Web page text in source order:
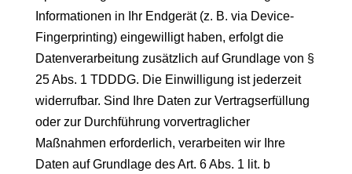
Informationen in Ihr Endgerät (z. B. via Device-
Fingerprinting) eingewilligt haben, erfolgt die
Datenverarbeitung zusätzlich auf Grundlage von §
25 Abs. 1 TDDDG. Die Einwilligung ist jederzeit
widerrufbar. Sind Ihre Daten zur Vertragserfüllung
oder zur Durchführung vorvertraglicher
Maßnahmen erforderlich, verarbeiten wir Ihre
Daten auf Grundlage des Art. 6 Abs. 1 lit. b